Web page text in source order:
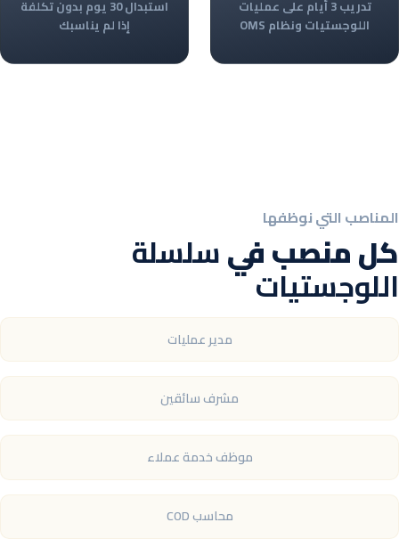
تدريب 3 أيام على عمليات
اللوجستيات ونظام OMS
استبدال 30 يوم بدون تكلفة
إذا لم يناسبك
المناصب التي نوظفها
كل منصب فيسلسلة
اللوجستيات
مدير عمليات
مشرف سائقين
موظف خدمة عملاء
محاسب COD